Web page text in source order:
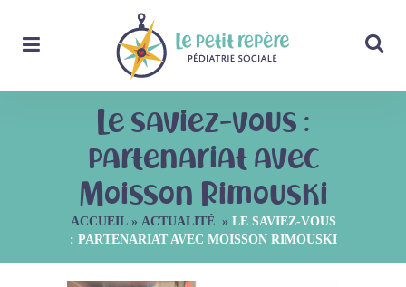
Le saviez-vous :
partenariat avec
Moisson Rimouski
ACCUEIL» ACTUALITÉ » LE SAVIEZ-VOUS
: PARTENARIAT AVEC MOISSON RIMOUSKI